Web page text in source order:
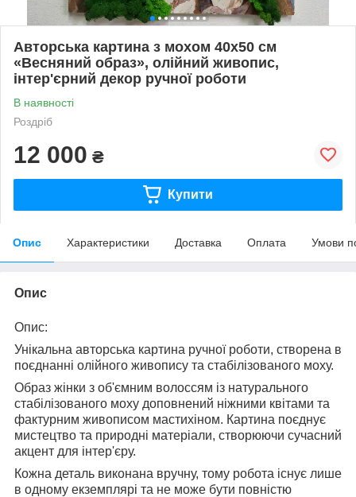
Авторська картина з мохом 40х50 см
«Весняний образ», олійний живопис,
інтер'єрний декор ручної роботи
В наявності
Роздріб
12 000 ₴
Купити
Опис Характеристики Доставка Оплата Умови
Опис
Опис:
Унікальна авторська картина ручної роботи, створена в
поєднанні олійного живопису та стабілізованого моху.
Образ жінки з об'ємним волоссям із натурального
стабілізованого моху доповнений ніжними квітами та
фактурним живописом мастихіном. Картина поєднує
мистецтво та природні матеріали, створюючи сучасний
акцент для інтер'єру.
Кожна деталь виконана вручну, тому робота існує лише
в одному екземплярі та не може бути повністю